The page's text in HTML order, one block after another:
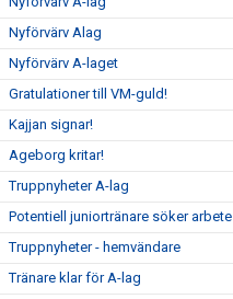
Nyförvärv Alag
Nyförvärv A-laget
Gratulationer till VM-guld!
Kajjan signar!
Ageborg kritar!
Truppnyheter A-lag
Potentiell juniortränare söker arbete
Truppnyheter - hemvändare
Tränare klar för A-lag